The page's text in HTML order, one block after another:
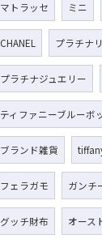
マトラッセ ミニ
CHANEL プラチナ
プラチナジュエリー
ティファニーブルーボ
ブランド雑貨
フェラガモ ガンチ
グッチ財布 オース